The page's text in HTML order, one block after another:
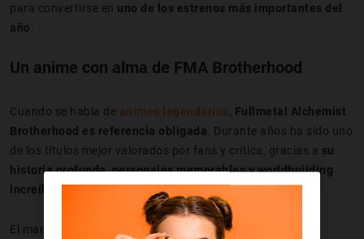
para convertirse en uno de los estrenos más importantes del
año
Un anime con alma de FMA Brotherhood
Cuando se habla de animes legendarios
Fullmetal Alchemist
Brotherhood es referencia obligada . Durante años ha sido uno
de los títulos mejor valorados por fans y crítica, gracias a su
historia profunda, personajes memorables y worldbuilding
increíble
El manga original de Hiromu Arakawaconsiguió algo muy